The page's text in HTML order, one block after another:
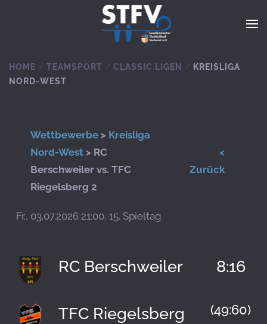
Zum Hauptinhalt springen
HOME TEAMSPORT CLASSIC LIGEN
KREISLIGA
NORD-WEST
Wettbewerbe > Kreisliga
Nord-West > RC
Berschweiler vs. TFC
Riegelsberg 2
<
Zurück
Fr., 03.07.2026 21:00, 15. Spieltag
RC Berschweiler 8:16
(49:60)
TFC Riegelsberg